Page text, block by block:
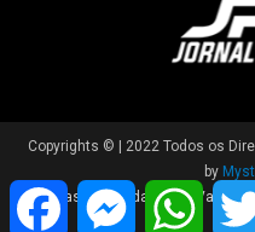
FacebookMessenger